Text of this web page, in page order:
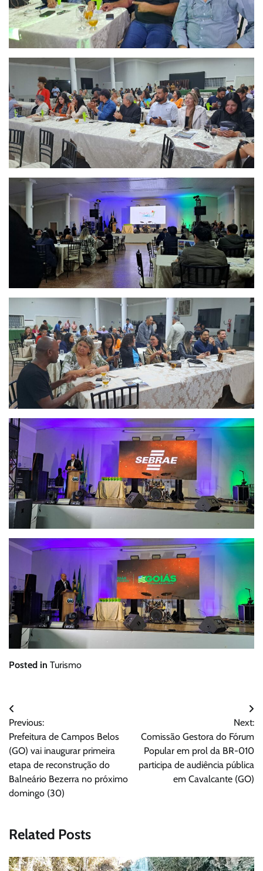
Posted in Turismo
Navegação
de
Post
Previous:
Prefeitura de Campos Belos
(GO) vai inaugurar primeira
etapa de reconstrução do
Balneário Bezerra no próximo
domingo (30)
Next:
Comissão Gestora do Fórum
Popular em prol da BR-010
participa de audiência pública
em Cavalcante (GO)
Related Posts